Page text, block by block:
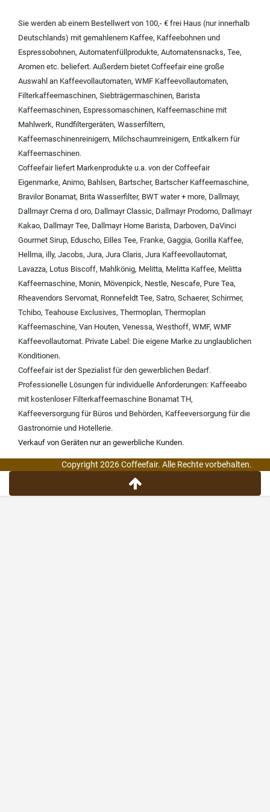
Sie werden ab einem Bestellwert von 100,- € frei Haus (nur innerhalb
Deutschlands) mit gemahlenem Kaffee, Kaffeebohnen und
Espressobohnen, Automatenfüllprodukte, Automatensnacks, Tee,
Aromen etc. beliefert. Außerdem bietet Coffeefair eine große
Auswahl an Kaffeevollautomaten, WMF Kaffeevollautomaten,
Filterkaffeemaschinen, Siebträgermaschinen, Barista
Kaffeemaschinen, Espressomaschinen, Kaffeemaschine mit
Mahlwerk, Rundfiltergeräten, Wasserfiltern,
Kaffeemaschinenreinigern, Milchschaumreinigern, Entkalkern für
Kaffeemaschinen.
Coffeefair liefert Markenprodukte u.a. von derCoffeefair
Eigenmarke, Animo, Bahlsen, Bartscher, Bartscher Kaffeemaschine,
Bravilor Bonamat, Brita Wasserfilter, BWT water + more, Dallmayr,
Dallmayr Crema d oro, Dallmayr Classic, Dallmayr Prodomo, Dallmayr
Kakao, Dallmayr Tee, Dallmayr Home Barista, Darboven, DaVinci
Gourmet Sirup, Eduscho, Eilles Tee, Franke, Gaggia, Gorilla Kaffee,
Hellma, illy, Jacobs, Jura, Jura Claris, Jura Kaffeevollautomat,
Lavazza, Lotus Biscoff, Mahlkönig, Melitta, Melitta Kaffee, Melitta
Kaffeemaschine, Monin, Mövenpick, Nestle, Nescafe, Pure Tea,
Rheavendors Servomat, Ronnefeldt Tee, Satro, Schaerer, Schirmer,
Tchibo, Teahouse Exclusives, Thermoplan, Thermoplan
Kaffeemaschine, Van Houten, Venessa, Westhoff, WMF, WMF
Kaffeevollautomat. Private Label: Die eigene Marke zu unglaublichen
Konditionen.
Coffeefair ist der Spezialist für den gewerblichen Bedarf.
Professionelle Lösungen für individuelle Anforderungen: Kaffeeabo
mit kostenloser Filterkaffeemaschine Bonamat TH,
Kaffeeversorgung für Büros und Behörden, Kaffeeversorgung für die
Gastronomie und Hotellerie.
Verkauf von Geräten nur an gewerbliche Kunden.
Copyright 2026 Coffeefair. Alle Rechte vorbehalten.